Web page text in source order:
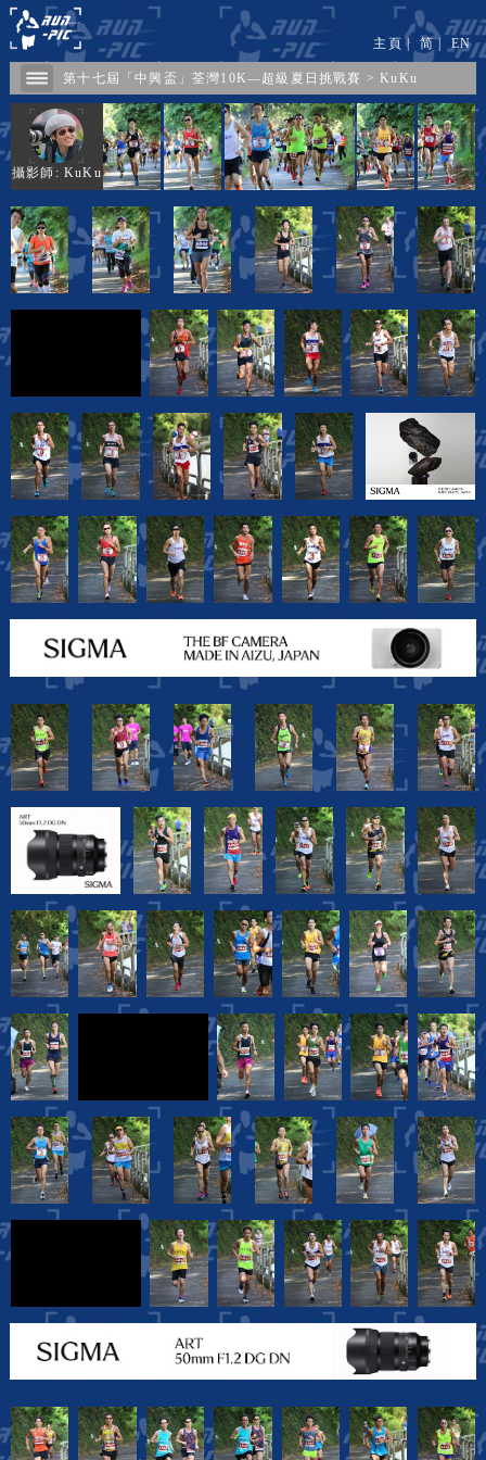
第十七屆「中興盃」荃灣10K—超級夏日挑戰賽 >KuKu
主頁 | 简| EN
攝影師: KuKu